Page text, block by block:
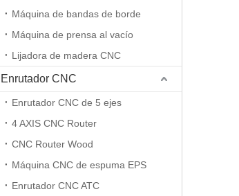
Máquina de bandas de borde
Máquina de prensa al vacío
Lijadora de madera CNC
Enrutador CNC
Enrutador CNC de 5 ejes
4 AXIS CNC Router
CNC Router Wood
Máquina CNC de espuma EPS
Enrutador CNC ATC